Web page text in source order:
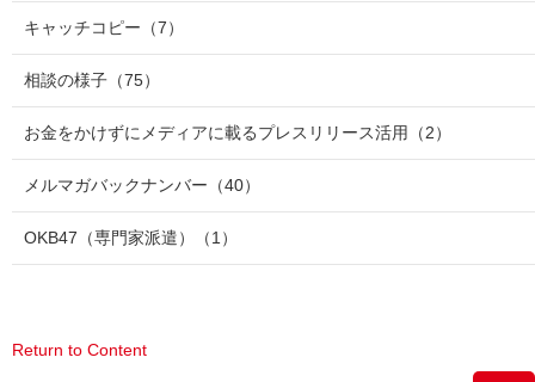
キャッチコピー （7）
相談の様子 （75）
お金をかけずにメディアに載るプレスリリース活用 （2）
メルマガバックナンバー （40）
OKB47（専門家派遣） （1）
Return to Content